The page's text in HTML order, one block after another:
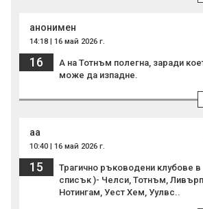
анонимен
14:18 | 16 май 2026 г.
16
А на Тотнъм полегна, заради
може да изпадне.
aa
10:40 | 16 май 2026 г.
15
Трагично ръководени клубове
списък )- Челси, Тотнъм,
Нотингам, Уест Хем, Уулвс..